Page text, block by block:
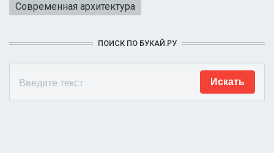
Современная архитектура
ПОИСК ПО БУКАЙ.РУ